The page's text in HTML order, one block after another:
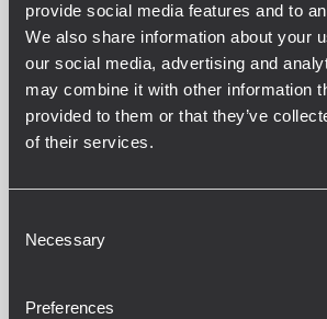
provide social media features and to
We also share information about your
our social media, advertising and
may combine it with other information
provided to them or that they’ve
of their services.
Selection
Necessary
Preferences